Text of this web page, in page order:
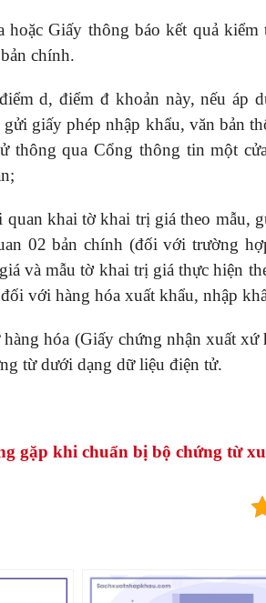
Giấy thông báo kết quả kiểm
chính.
d, điểm đ khoản này, nếu áp
giấy phép nhập khẩu, văn bản
thông qua Cổng thông tin một
khai tờ khai trị giá theo mẫu,
02 bản chính (đối với trường
và mẫu tờ khai trị giá thực hiện
với hàng hóa xuất khẩu, nhập
hóa (Giấy chứng nhận xuất
từ dưới dạng dữ liệu điện tử.
gặp khi chuẩn bị bộ chứng từ